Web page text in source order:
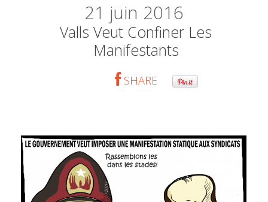
21 juin 2016
Valls Veut Confiner Les
Manifestants
SHARE